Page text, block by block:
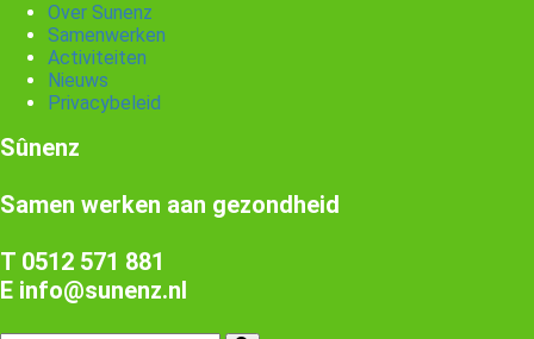
Over Sunenz
Samenwerken
Activiteiten
Nieuws
Privacybeleid
Sûnenz
Samen werken aan gezondheid
T 0512 571 881
E info@sunenz.nl